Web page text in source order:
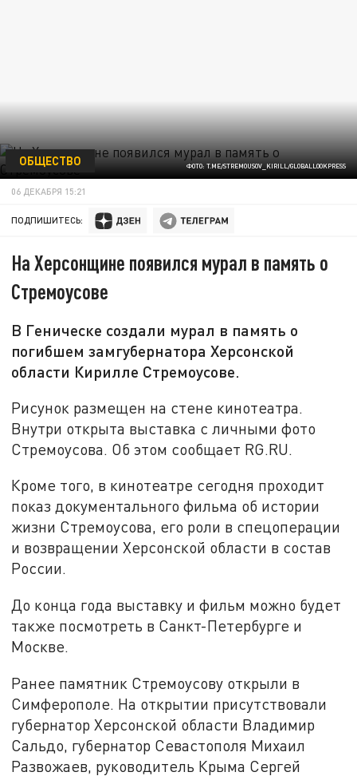
ФОТО: T.ME/STREMOUSOV_KIRILL/GLOBALLOOKPRESS
ОБЩЕСТВО
06 ДЕКАБРЯ 15:21
ПОДПИШИТЕСЬ:
На Херсонщине появился мурал в память о
Стремоусове
В Геническе создали мурал в память о
погибшем замгубернатора Херсонской
области Кирилле Стремоусове.
Рисунок размещен на стене кинотеатра.
Внутри открыта выставка с личными фото
Стремоусова. Об этом сообщает RG.RU.
Кроме того, в кинотеатре сегодня проходит
показ документального фильма об истории
жизни Стремоусова, его роли в спецоперации
и возвращении Херсонской области в состав
России.
До конца года выставку и фильм можно будет
также посмотреть в Санкт-Петербурге и
Москве.
Ранее памятник Стремоусову открыли в
Симферополе. На открытии присутствовали
губернатор Херсонской области Владимир
Сальдо, губернатор Севастополя Михаил
Развожаев, руководитель Крыма Сергей